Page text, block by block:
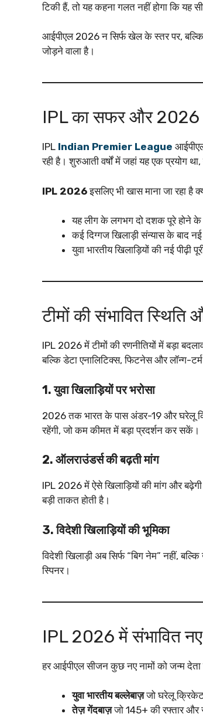
टिकी हैं, तो यह कहना गलत नहीं होगा कि यह
आईपीएल 2026 न सिर्फ खेल के स्तर पर,
जोड़ने वाला है।
IPL का सफर और 2026
IPL Indian Premier League
रही है। शुरुआती वर्षों में जहां यह एक प्रयोग
IPL 2026इसलिए भी खास माना जा रहा है
यह लीग के लगभग दो दशक पूरे होने के
कई दिग्गज खिलाड़ी संन्यास के बाद
युवा भारतीय खिलाड़ियों की नई पीढ़ी
टीमों की संभावित स्थिति
IPL 2026 में टीमों की रणनीतियों में बड़ा
बल्कि डेटा एनालिटिक्स, फिटनेस और लॉन्ग-टर्म
1. युवा खिलाड़ियों पर भरोसा
2026 तक भारत के पास अंडर-19 और घरेलू
रहेंगी, जो कम कीमत में बड़ा प्रदर्शन कर सकें।
2. ऑलराउंडर्स की बढ़ती मांग
IPL 2026 में ऐसे खिलाड़ियों की मांग और
बड़ी ताकत होती है।
3. विदेशी खिलाड़ियों की भूमिका
विदेशी खिलाड़ी अब सिर्फ “बिग नेम” नहीं,
स्पिनर।
IPL 2026 में संभावित नए
हर आईपीएल सीजन कुछ नए नामों को जन्म
युवा भारतीय बल्लेबाज़जो घरेलू क्रिकेट
तेज़ गेंदबाज़जो 145+ की रफ्तार